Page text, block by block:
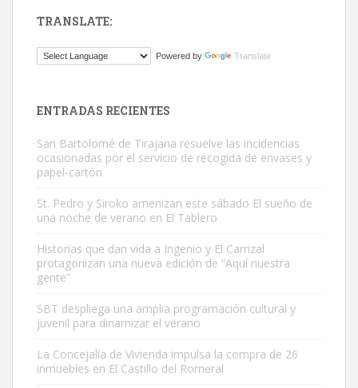
Este gato macho ha aparecido en la calle hace menos de un mes,
Busco adopción responsable para mi perra. Pastor alemán,
hembra, 4 años. Por motivos personales ...
Leales.org » Gran Canaria
TRANSLATE:
Powered by Translate
ENTRADAS RECIENTES
San Bartolomé de Tirajana resuelve las incidencias
ocasionadas por el servicio de recogida de envases y
papel-cartón
St. Pedro y Siroko amenizan este sábado El sueño de
una noche de verano en El Tablero
Historias que dan vida a Ingenio y El Carrizal
protagonizan una nueva edición de “Aquí nuestra
gente”
SBT despliega una amplia programación cultural y
juvenil para dinamizar el verano
La Concejalía de Vivienda impulsa la compra de 26
inmuebles en El Castillo del Romeral